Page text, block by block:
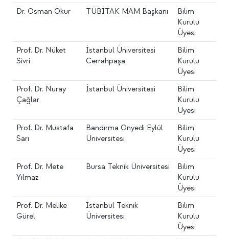
Dr. Osman Okur
TÜBİTAK MAM Başkanı
Bilim
Kurulu
Üyesi
Prof. Dr. Nüket
Sivri
İstanbul Üniversitesi
Cerrahpaşa
Bilim
Kurulu
Üyesi
Prof. Dr. Nuray
Çağlar
İstanbul Üniversitesi
Bilim
Kurulu
Üyesi
Prof. Dr. Mustafa
Sarı
Bandırma Onyedi Eylül
Üniversitesi
Bilim
Kurulu
Üyesi
Prof. Dr. Mete
Yılmaz
Bursa Teknik Üniversitesi
Bilim
Kurulu
Üyesi
Prof. Dr. Melike
Gürel
İstanbul Teknik
Üniversitesi
Bilim
Kurulu
Üyesi